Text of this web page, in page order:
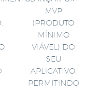
MVP
(PRODUTO
MÍNIMO
VIÁVEL) DO
SEU
APLICATIVO,
PERMITINDO